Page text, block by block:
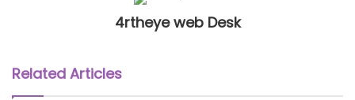
4rtheye web Desk
Related Articles